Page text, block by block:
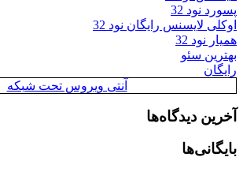
پسورد نود 32
اوکلی لایسنس رایگان نود 32
همیار نود 32
بهترین سئو
رایگان
آنتی ویروس تحت شبکه
آخرین دیدگاه‌ها
بایگانی‌ها